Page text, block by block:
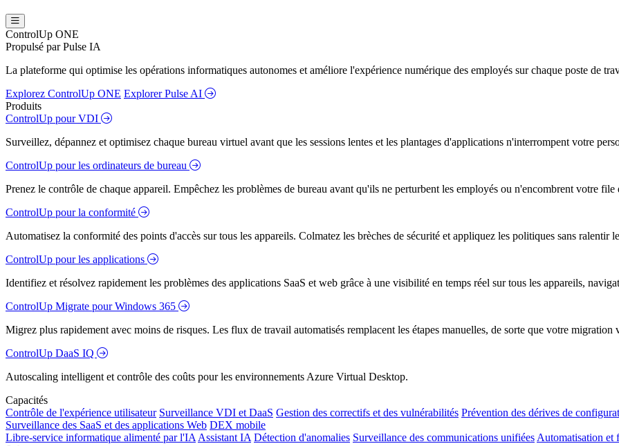
ControlUp ONE
Propulsé par Pulse IA
La plateforme qui optimise les opérations informatiques autonomes et améliore l'expérience numérique des employés sur chaque poste de
Explorez ControlUp ONE Explorer Pulse AI
Produits
ControlUp pour VDI
Surveillez, dépannez et optimisez chaque bureau virtuel avant que les sessions lentes et les plantages d'applications n'interrompent votre
ControlUp pour les ordinateurs de bureau
Prenez le contrôle de chaque appareil. Empêchez les problèmes de bureau avant qu'ils ne perturbent les employés ou n'encombrent votre
ControlUp pour la conformité
Automatisez la conformité des points d'accès sur tous les appareils. Colmatez les brèches de sécurité et appliquez les politiques sans ralentir
ControlUp pour les applications
Identifiez et résolvez rapidement les problèmes des applications SaaS et web grâce à une visibilité en temps réel sur tous les appareils,
ControlUp Migrate pour Windows 365
Migrez plus rapidement avec moins de risques. Les flux de travail automatisés remplacent les étapes manuelles, de sorte que votre migration
ControlUp DaaS IQ
Autoscaling intelligent et contrôle des coûts pour les environnements Azure Virtual Desktop.
Capacités
Contrôle de l'expérience utilisateur Surveillance VDI et DaaS Gestion des correctifs et des vulnérabilités Prévention des dérives de
Surveillance des SaaS et des applications Web DEX mobile
Libre-service informatique alimenté par l'IA Assistant IA Détection d'anomalies Surveillance des communications unifiées Automatisation et